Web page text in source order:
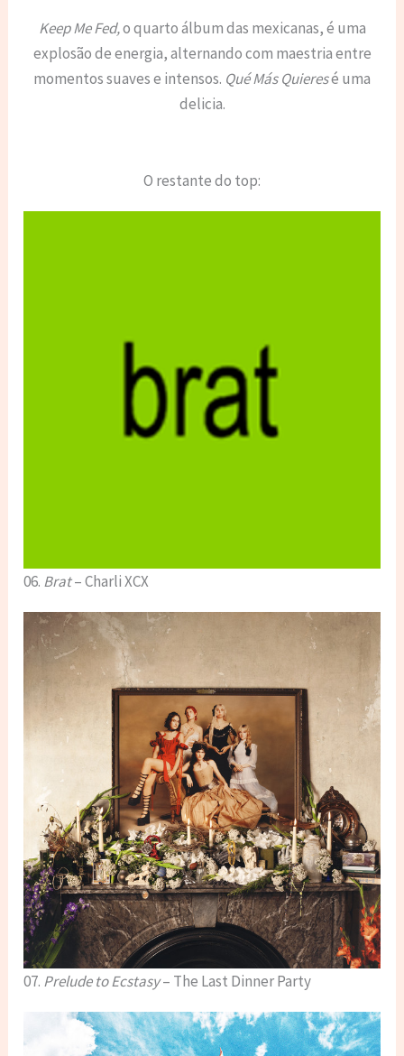
Keep Me Fed,o quarto álbum das mexicanas, é uma
explosão de energia, alternando com maestria entre
momentos suaves e intensos. Qué Más Quieresé uma
delicia.
O restante do top:
06. Brat– Charli XCX
07. Prelude to Ecstasy– The Last Dinner Party